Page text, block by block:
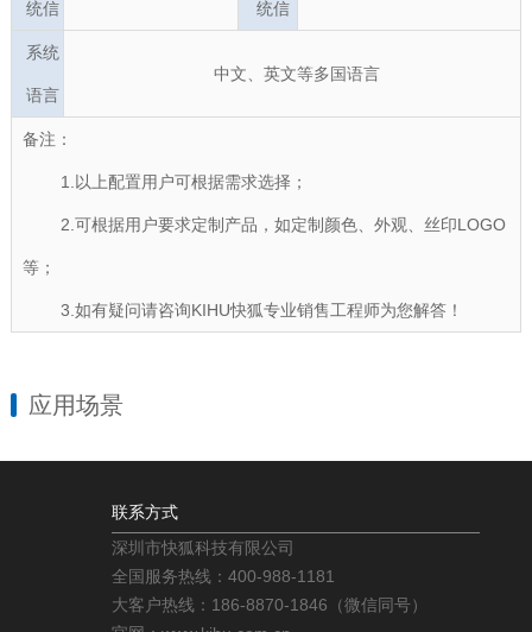
统信 统信
系统
语言
中文、英文等多国语言
备注：
1.以上配置用户可根据需求选择；
2.可根据用户要求定制产品，如定制颜色、外观、丝印LOGO
等；
3.如有疑问请咨询KIHU快狐专业销售工程师为您解答！
应用场景
联系方式
深圳市快狐科技有限公司
全国服务热线：400-988-1181
大客户热线：186-8870-1846（微信同号）